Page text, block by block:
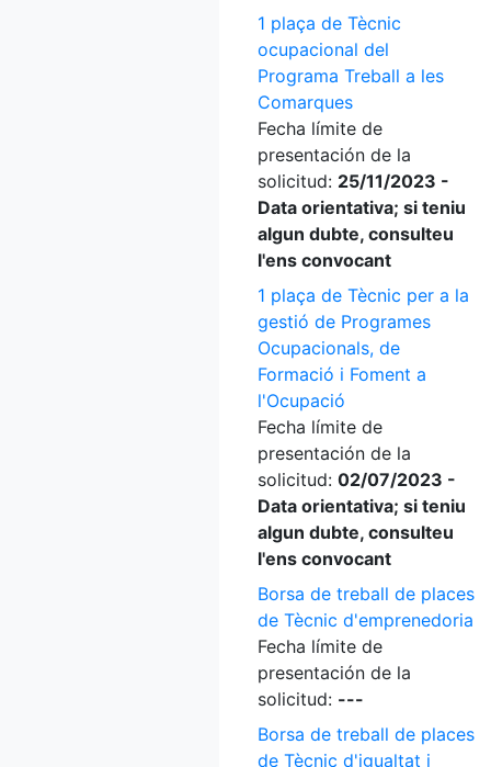
1 plaça de Tècnic
ocupacional del
Programa Treball a les
Comarques
Fecha límite de
presentación de la
solicitud: 25/11/2023 -
Data orientativa; si teniu
algun dubte, consulteu
l'ens convocant
1 plaça de Tècnic per a la
gestió de Programes
Ocupacionals, de
Formació i Foment a
l'Ocupació
Fecha límite de
presentación de la
solicitud: 02/07/2023 -
Data orientativa; si teniu
algun dubte, consulteu
l'ens convocant
Borsa de treball de places
de Tècnic d'emprenedoria
Fecha límite de
presentación de la
solicitud: ---
Borsa de treball de places
de Tècnic d'igualtat i